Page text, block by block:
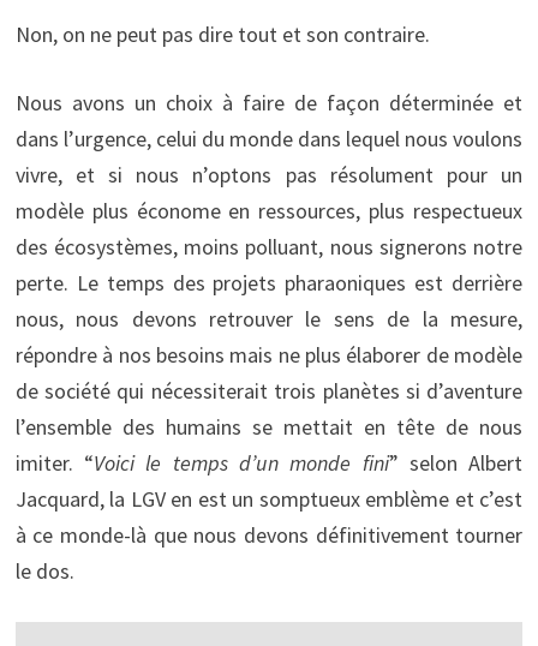
Non, on ne peut pas dire tout et son contraire.
Nous avons un choix à faire de façon déterminée et
dans l’urgence, celui du monde dans lequel nous voulons
vivre, et si nous n’optons pas résolument pour un
modèle plus économe en ressources, plus respectueux
des écosystèmes, moins polluant, nous signerons notre
perte. Le temps des projets pharaoniques est derrière
nous, nous devons retrouver le sens de la mesure,
répondre à nos besoins mais ne plus élaborer de modèle
de société qui nécessiterait trois planètes si d’aventure
l’ensemble des humains se mettait en tête de nous
imiter. “Voici le temps d’un monde fini” selon Albert
Jacquard, la LGV en est un somptueux emblème et c’est
à ce monde-là que nous devons définitivement tourner
le dos.